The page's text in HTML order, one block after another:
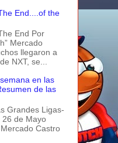
End....of the
End Por
Mercado
llegaron a
NXT, se...
en las
de las
Grandes Ligas-
26 de Mayo
Castro